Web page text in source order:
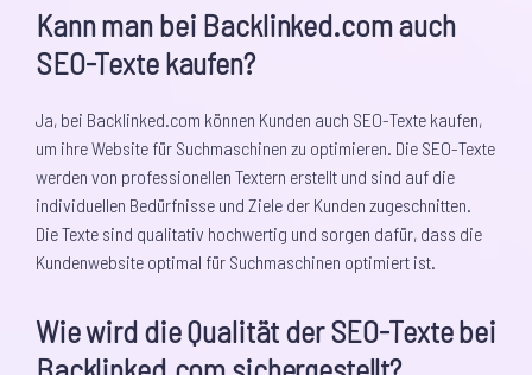
Kann man bei Backlinked.com auch
SEO-Texte kaufen?
Ja, bei Backlinked.com können Kunden auch SEO-Texte kaufen,
um ihre Website für Suchmaschinen zu optimieren. Die SEO-Texte
werden von professionellen Textern erstellt und sind auf die
individuellen Bedürfnisse und Ziele der Kunden zugeschnitten.
Die Texte sind qualitativ hochwertig und sorgen dafür, dass die
Kundenwebsite optimal für Suchmaschinen optimiert ist.
Wie wird die Qualität der SEO-Texte bei